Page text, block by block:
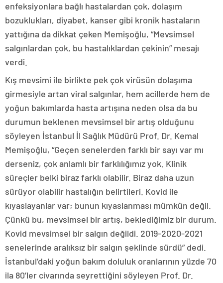
enfeksiyonlara bağlı hastalardan çok, dolaşım
bozuklukları, diyabet, kanser gibi kronik hastaların
yattığına da dikkat çeken Memişoğlu, “Mevsimsel
salgınlardan çok, bu hastalıklardan çekinin” mesajı
verdi.
Kış mevsimi ile birlikte pek çok virüsün dolaşıma
girmesiyle artan viral salgınlar, hem acillerde hem de
yoğun bakımlarda hasta artışına neden olsa da bu
durumun beklenen mevsimsel bir artış olduğunu
söyleyen İstanbul İl Sağlık Müdürü Prof. Dr. Kemal
Memişoğlu, “Geçen senelerden farklı bir sayı var mı
derseniz, çok anlamlı bir farklılığımız yok. Klinik
süreçler belki biraz farklı olabilir. Biraz daha uzun
sürüyor olabilir hastalığın belirtileri. Kovid ile
kıyaslayanlar var; bunun kıyaslanması mümkün değil.
Çünkü bu, mevsimsel bir artış, beklediğimiz bir durum.
Kovid mevsimsel bir salgın değildi. 2019-2020-2021
senelerinde aralıksız bir salgın şeklinde sürdü” dedi.
İstanbul’daki yoğun bakım doluluk oranlarının yüzde 70
ila 80’ler civarında seyrettiğini söyleyen Prof. Dr.